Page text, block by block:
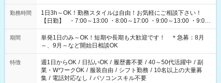
勤務時間
1日3h～OK！勤務スタイルは自由！お気軽にご相談下さい！
【日勤】 ・7:00～13:00 ・8:00～17:00 ・9:00～13:00 ・9:00
～18:00 ・10:00～19:00 ・13:00～18:00 ・15:00～20:00 ・
16:00～19:00 【夜勤】 ・17:00～21:00 ・18:00～23:00 ・
21:00～翌6:00 ・23:00～翌8:00 など（他時間多数あり！）
期間
単発1日のみ～OK！短期や長期も大歓迎です！ ＊急募：8月
～、9月～など開始日相談OK
特徴 週1日からOK / 日払いOK / 履歴書不要 / 40～50代活躍中 / 副
業・WワークOK / 服装自由 / シフト勤務 / 10名以上の大量募
集 / 電話対応なし / パソコンスキル不要